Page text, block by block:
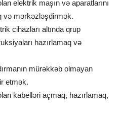
elektrik maşın və aparatlarını
və mərkəzləşdirmək.
cihazları altında qrup
hazırlamaq və
mürəkkəb olmayan
etmək.
kabelləri açmaq, hazırlamaq,